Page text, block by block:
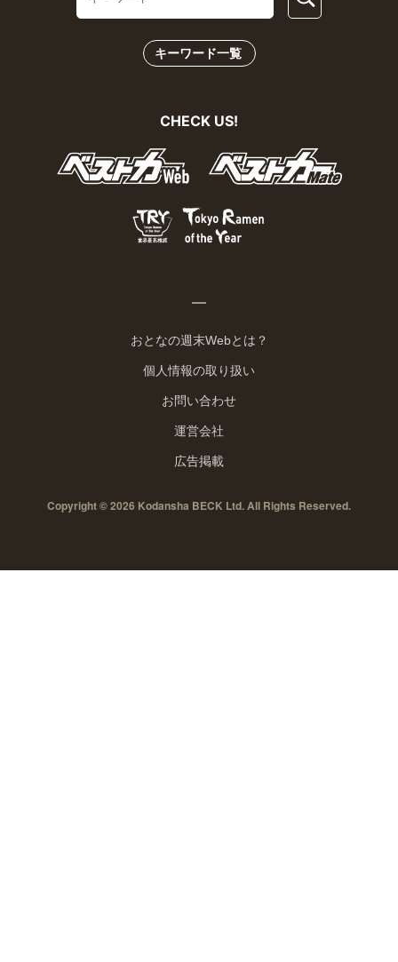
キーワード一覧
CHECK US!
おとなの週末Webとは？
個人情報の取り扱い
お問い合わせ
運営会社
広告掲載
Copyright © 2026 Kodansha BECK Ltd. All Rights Reserved.